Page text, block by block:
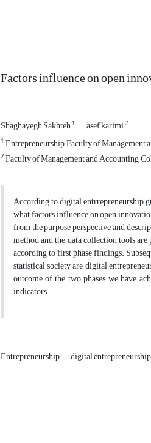
Factors influence on open
Shaghayegh Sakhteh1 asef karimi2
1Entrepreneurship, Faculty of Management
2Faculty of Management and Accounting,
According to digital entrrepreneurship
what factors influence on open
from the purpose perspective and
method and the data collection tools
according to first phase findings.
statistical society are digital
outcome of the two phases, we have
indicators.
Entrepreneurship digital entrepreneurship